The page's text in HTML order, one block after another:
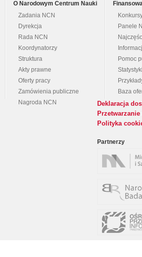
O Narodowym Centrum Nauki
Zadania NCN
Dyrekcja
Rada NCN
Koordynatorzy
Struktura
Akty prawne
Oferty pracy
Zamówienia publiczne
Nagroda NCN
Panele
Pomoc
Baza
Deklaracja
Polityka
Partnerzy